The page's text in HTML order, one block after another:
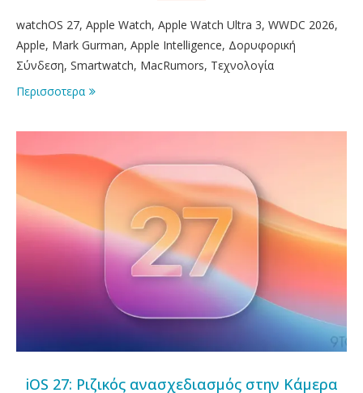
watchOS 27, Apple Watch, Apple Watch Ultra 3, WWDC 2026,
Apple, Mark Gurman, Apple Intelligence, Δορυφορική
Σύνδεση, Smartwatch, MacRumors, Τεχνολογία
Περισσοτερα
iOS 27: Ριζικός ανασχεδιασμός στην Κάμερα